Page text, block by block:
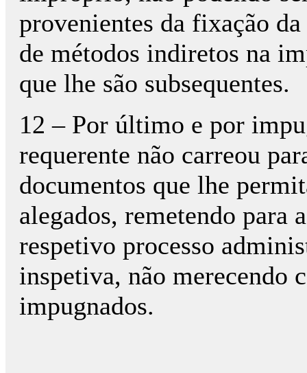
provenientes da fixação
de métodos indiretos na
que lhe são subsequentes.
12 – Por último e por
requerente não carreou
documentos que lhe
alegados, remetendo para
respetivo processo
inspetiva, não merecendo
impugnados.